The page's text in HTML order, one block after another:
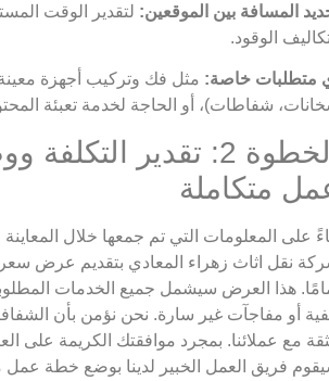
المسافة بين الموقعين: لتقدير الوقت
الوقود.
متطلبات خاصة: مثل فك وتركيب أجهزة
شفاطات)، أو الحاجة لخدمة تعبئة
الخطوة 2: تقدير
متكاملة
على المعلومات التي تم جمعها خلال
نقل اثاث زهراء المعادي بتقديم عرض
هذا العرض سيشمل جميع الخدمات
أو مفاجآت غير سارة. نحن نؤمن بأن
مع عملائنا. بمجرد موافقتك الكريمة على
فريق العمل الخبير لدينا بوضع خطة